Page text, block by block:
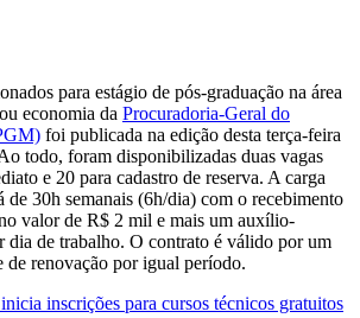
para estágio de pós-graduação na área
economia da Procuradoria-Geral do
foi publicada na edição desta terça-feira
todo, foram disponibilizadas duas vagas
e 20 para cadastro de reserva. A carga
de 30h semanais (6h/dia) com o recebimento
valor de R$ 2 mil e mais um auxílio-
dia de trabalho. O contrato é válido por um
de renovação por igual período.
inscrições para cursos técnicos gratuitos